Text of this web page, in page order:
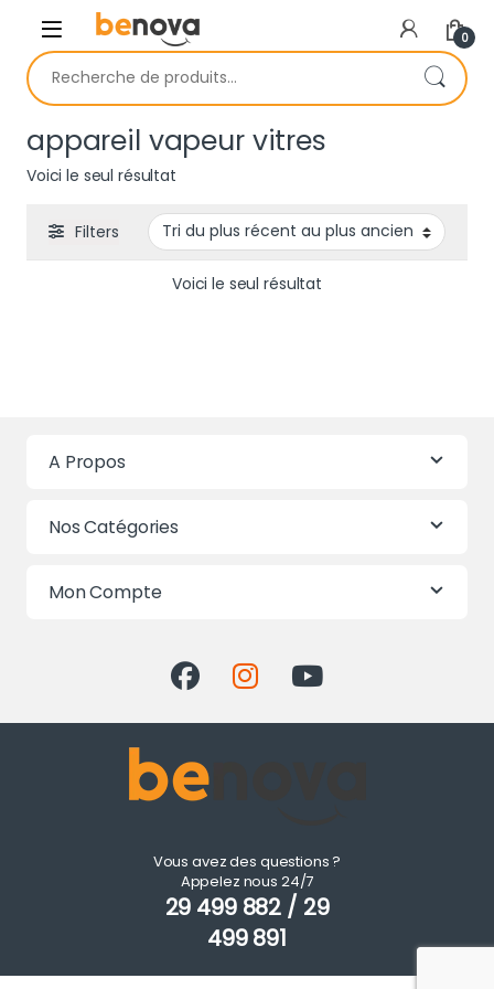
Skip to navigation
Skip to content
0
Recherche pour :
appareil vapeur vitres
Voici le seul résultat
Filters
Voici le seul résultat
A Propos
Nos Catégories
Mon Compte
Vous avez des questions ?
Appelez nous 24/7
29 499 882 / 29
499 891